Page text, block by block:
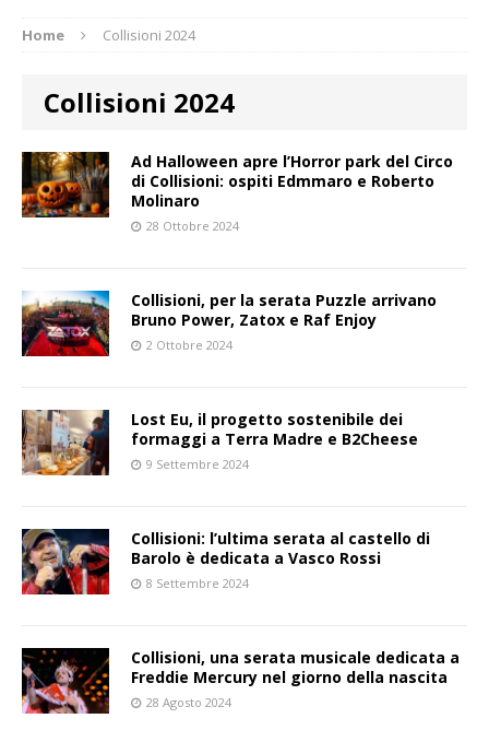
Home Collisioni 2024
Collisioni 2024
Ad Halloween apre l’Horror park del Circo
di Collisioni: ospiti Edmmaro e Roberto
Molinaro
28 Ottobre 2024
Collisioni, per la serata Puzzle arrivano
Bruno Power, Zatox e Raf Enjoy
2 Ottobre 2024
Lost Eu, il progetto sostenibile dei
formaggi a Terra Madre e B2Cheese
9 Settembre 2024
Collisioni: l’ultima serata al castello di
Barolo è dedicata a Vasco Rossi
8 Settembre 2024
Collisioni, una serata musicale dedicata a
Freddie Mercury nel giorno della nascita
28 Agosto 2024